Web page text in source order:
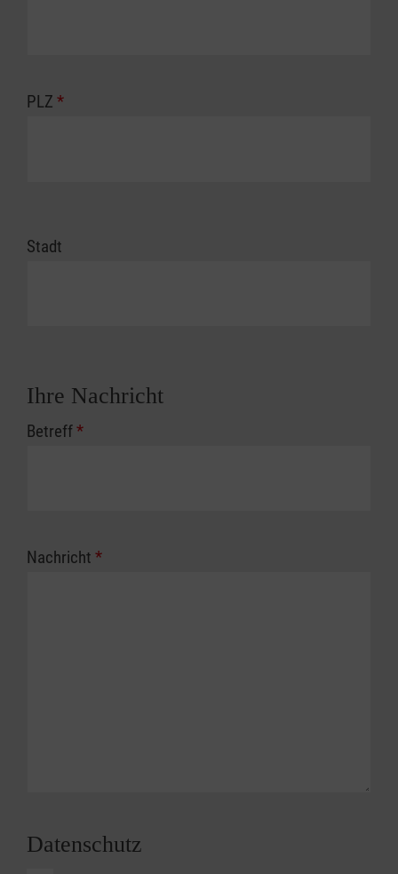
PLZ *
Stadt
Ihre Nachricht
Betreff*
Nachricht *
Datenschutz